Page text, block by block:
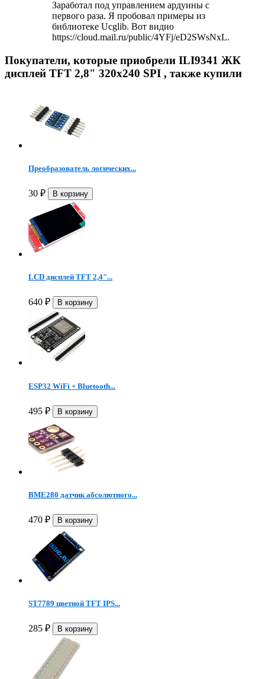
Заработал под управлением ардуины с
первого раза. Я пробовал примеры из
библиотеке Ucglib. Вот видио
https://cloud.mail.ru/public/4YFj/eD2SWsNxL.
Покупатели, которые приобрели ILI9341 ЖК
дисплей TFT 2,8" 320x240 SPI , также купили
Преобразователь логических...
30 ₽
LCD дисплей TFT 2,4"...
640 ₽
ESP32 WiFi + Bluetooth...
495 ₽
BME280 датчик абсолютного...
470 ₽
ST7789 цветной TFT IPS...
285 ₽